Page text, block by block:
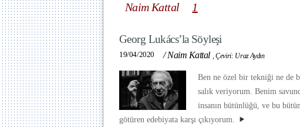
Naim Kattal 1
Georg Lukács’la Söyleşi
19/04/2020 /Naim Kattal ,Çeviri: Uraz Aydın
Ben ne özel bir tekniği ne de
salık veriyorum. Benim
insanın bütünlüğü, ve bu
götüren edebiyata karşı çıkıyorum.